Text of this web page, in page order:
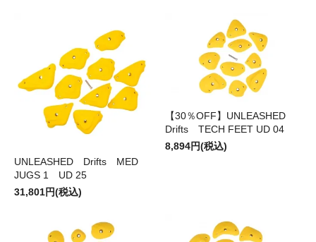
UNLEASHED Drifts MED
JUGS 1 UD 25
31,801円(税込)
【30％OFF】UNLEASHED
Drifts TECH FEET UD 04
8,894円(税込)